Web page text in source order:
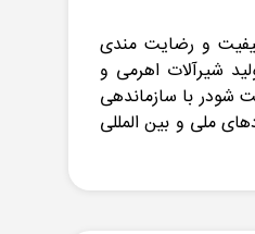
در حرکت ، حفظ برتری کیفیت و رضایت مندی
شیرآلات اهرمی و
شودر با سازماندهی
محصولاتی مطابق با استانداردهای ملی و بین المللی